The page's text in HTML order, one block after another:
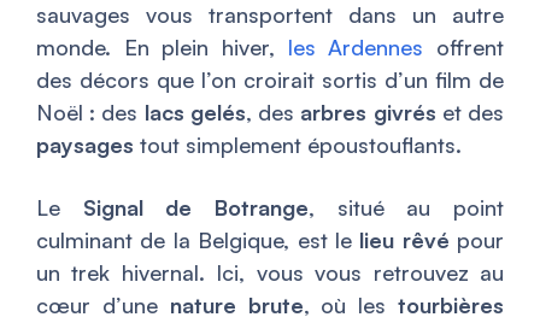
sauvages vous transportent dans un autre
monde. En plein hiver, les Ardennes offrent
des décors que l’on croirait sortis d’un film de
Noël : des lacs gelés, des arbres givrés et des
paysages tout simplement époustouflants.
Le Signal de Botrange, situé au point
culminant de la Belgique, est le lieu rêvé pour
un trek hivernal. Ici, vous vous retrouvez au
cœur d’une nature brute, où lestourbières